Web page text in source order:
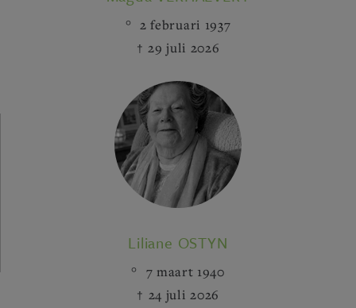
2 februari 1937
29 juli 2026
Liliane OSTYN
7 maart 1940
24 juli 2026